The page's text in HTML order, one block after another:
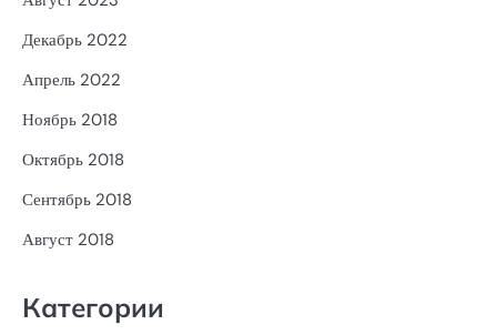
Декабрь 2022
Апрель 2022
Ноябрь 2018
Октябрь 2018
Сентябрь 2018
Август 2018
Категории